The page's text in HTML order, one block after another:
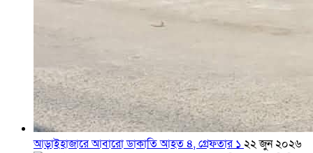
আড়াইহাজারে আবারো ডাকাতি আহত ৪, গ্রেফতার ১ ২২ জুন ২০২৬